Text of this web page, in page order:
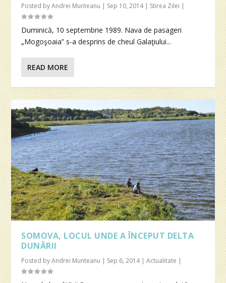
Posted byAndrei Munteanu | Sep 10, 2014| Stirea Zilei |
Duminică, 10 septembrie 1989. Nava de pasageri
„Mogoşoaia” s-a desprins de cheul Galaţiului...
READ MORE
SOMOVA, LOCUL UNDE A ÎNCEPUT DELTA
DUNĂRII
Posted byAndrei Munteanu | Sep 6, 2014|Actualitate |